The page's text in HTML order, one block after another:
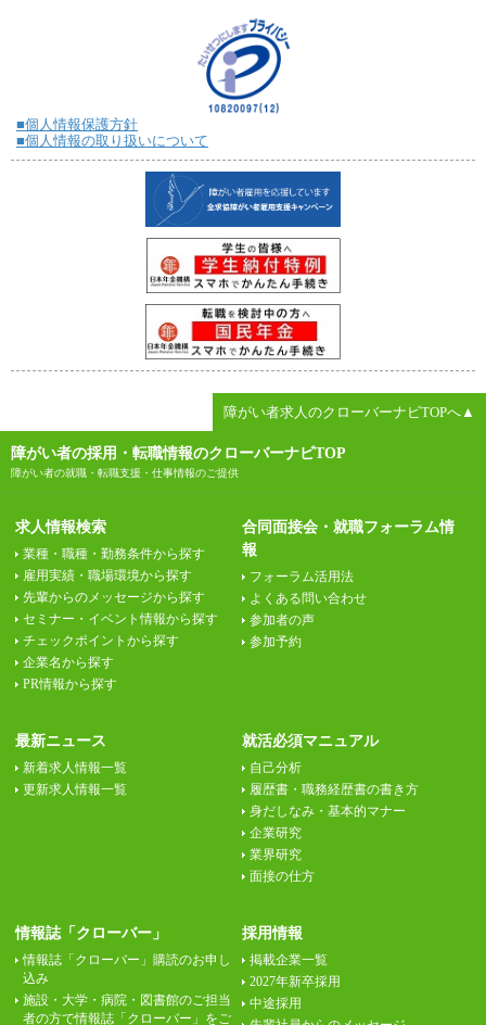
■個人情報保護方針
■個人情報の取り扱いについて
障がい者求人のクローバーナビTOPへ▲
障がい者の採用・転職情報のクローバーナビTOP
障がい者の就職・転職支援・仕事情報のご提供
求人情報検索
業種・職種・勤務条件から探す
雇用実績・職場環境から探す
先輩からのメッセージから探す
セミナー・イベント情報から探す
チェックポイントから探す
企業名から探す
PR情報から探す
合同面接会・就職フォーラム情
報
フォーラム活用法
よくある問い合わせ
参加者の声
参加予約
最新ニュース
新着求人情報一覧
更新求人情報一覧
就活必須マニュアル
自己分析
履歴書・職務経歴書の書き方
身だしなみ・基本的マナー
企業研究
業界研究
面接の仕方
情報誌「クローバー」
情報誌「クローバー」購読のお申し
込み
施設・大学・病院・図書館のご担当
者の方で情報誌「クローバー」をご
採用情報
掲載企業一覧
2027年新卒採用
中途採用